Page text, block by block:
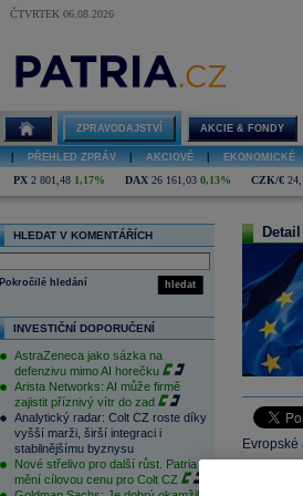
ČTVRTEK 06.08.2026
ZPRAVODAJSTVÍ AKCIE & FONDY
PŘEHLED ZPRÁV AKCIOVÉ EKONOMICKÉ
PX 2 801,48 1,17% DAX 26 161,03 0,13% CZK/€
HLEDAT V KOMENTÁŘÍCH
hledat
Pokročilé hledání
INVESTIČNÍ DOPORUČENÍ
AstraZeneca jako sázka na
defenzivu mimo AI horečku
Arista Networks: AI může firmě
zajistit příznivý vítr do zad
Analytický radar: Colt CZ roste díky
vyšší marži, širší integraci i
stabilnějšímu byznysu
Nové střelivo pro další růst. Patria
mění cílovou cenu pro Colt CZ